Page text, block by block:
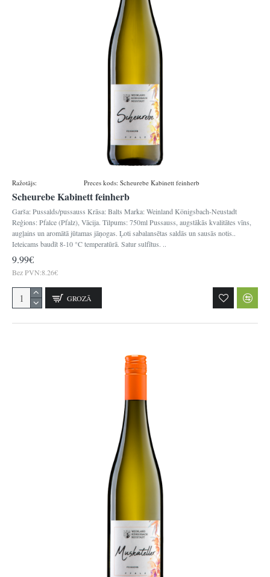
Ražotājs: Preces kods: Scheurebe Kabinett feinherb
Scheurebe Kabinett feinherb
Garša: Pussalds/pussauss Krāsa: Balts Marka: Weinland Königsbach-Neustadt
Reģions: Pfalce (Pfalz), Vācija. Tilpums: 750ml Pussauss, augstākās kvalitātes vīns,
augļains un aromātā jūtamas jāņogas. Ļoti sabalansētas saldās un sausās notis..
Ieteicams baudīt 8-10 °C temperatūrā. Satur sulfītus. ..
9.99€
Bez PVN:8.26€
GROZĀ